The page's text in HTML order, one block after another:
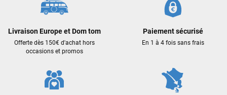
Livraison Europe et Dom tom
Offerte dès 150€ d'achat hors
occasions et promos
Paiement sécurisé
En 1 à 4 fois sans frais
qualité : c'est toujours un plaisir!
Sébastien BACHELIER
il y a 2 semaines
Cela faisait 6 mois que je galérais à remplacer ma board eux
Excellent conseil excellent prix et en plus super sympas. Merci
encore pour cette severne dyno !